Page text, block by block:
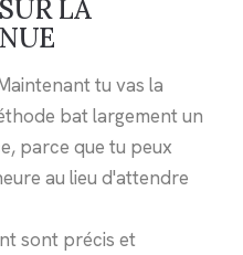
LA
tu vas la
bat largement un
parce que tu peux
au lieu d'attendre
sont précis et